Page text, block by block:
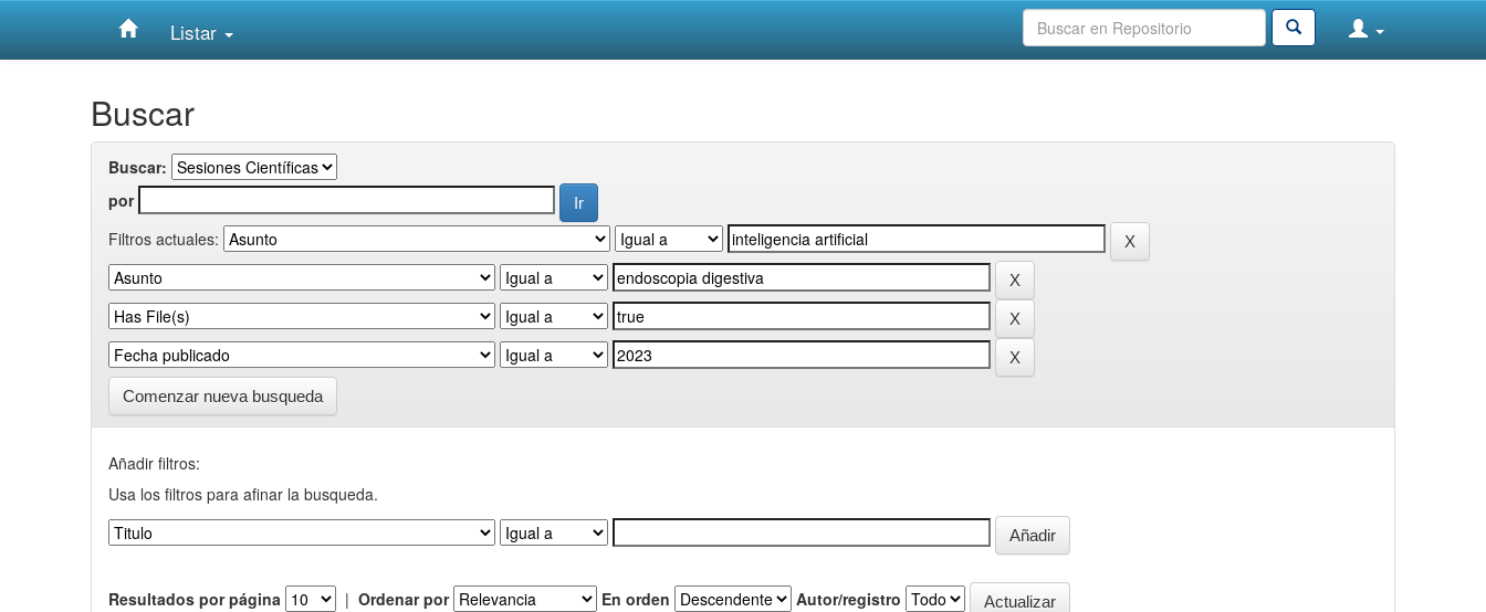
Listar
Buscar
Buscar:
por
Filtros actuales:
Comenzar nueva busqueda
Añadir filtros:
Usa los filtros para afinar la busqueda.
Resultados por página | Ordenar por En orden Autor/registro